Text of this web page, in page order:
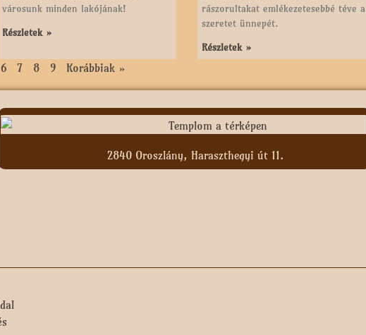
városunk minden lakójának!
Részletek »
rászorultakat emlékezetesebbé téve a
szeretet ünnepét.
Részletek »
6 7 8 9 Korábbiak »
2840 Oroszlány, Haraszthegyi út 11.